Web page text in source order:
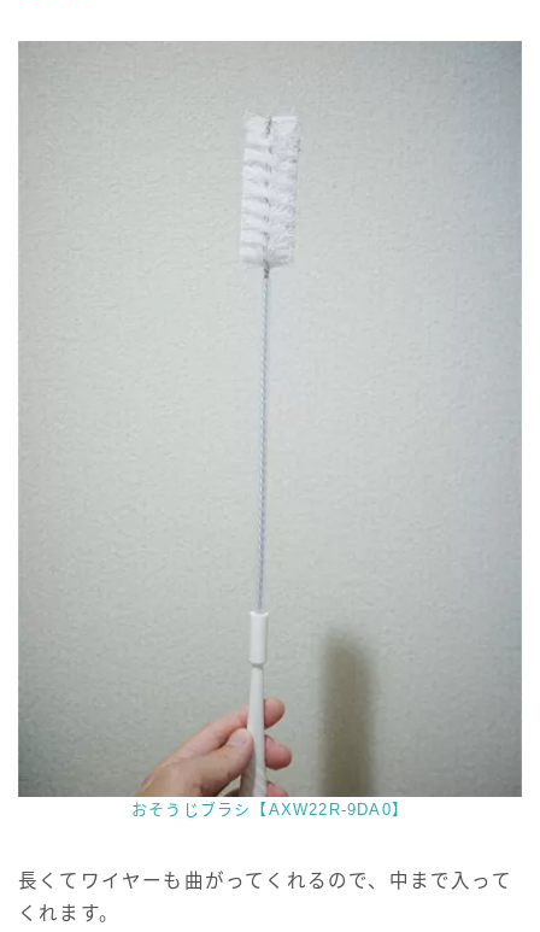
おそうじブラシ【AXW22R-9DA0】
長くてワイヤーも曲がってくれるので、中まで入って
くれます。